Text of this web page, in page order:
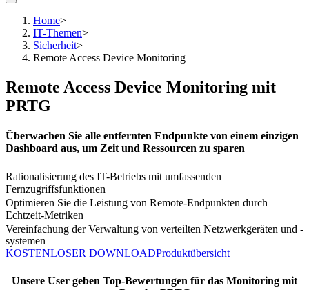
Home>
IT-Themen>
Sicherheit>
Remote Access Device Monitoring
Remote Access Device Monitoring mit
PRTG
Überwachen Sie alle entfernten Endpunkte von einem einzigen
Dashboard aus, um Zeit und Ressourcen zu sparen
Rationalisierung des IT-Betriebs mit umfassenden
Fernzugriffsfunktionen
Optimieren Sie die Leistung von Remote-Endpunkten durch
Echtzeit-Metriken
Vereinfachung der Verwaltung von verteilten Netzwerkgeräten und -
systemen
KOSTENLOSER DOWNLOADProduktübersicht
Unsere User geben Top-Bewertungen für das Monitoring mit